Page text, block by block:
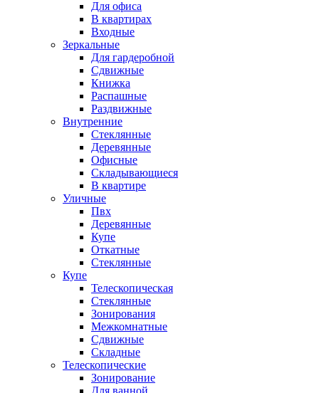
Для офиса
В квартирах
Входные
Зеркальные
Для гардеробной
Сдвижные
Книжка
Распашные
Раздвижные
Внутренние
Стеклянные
Деревянные
Офисные
Складывающиеся
В квартире
Уличные
Пвх
Деревянные
Купе
Откатные
Стеклянные
Купе
Телескопическая
Стеклянные
Зонирования
Межкомнатные
Сдвижные
Складные
Телескопические
Зонирование
Для ванной